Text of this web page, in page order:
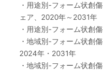
・用途別-フォーム状創
ェア、2020年～2031年
・用途別-フォーム状創
・地域別-フォーム状創
2024年・2031年
・地域別-フォーム状創